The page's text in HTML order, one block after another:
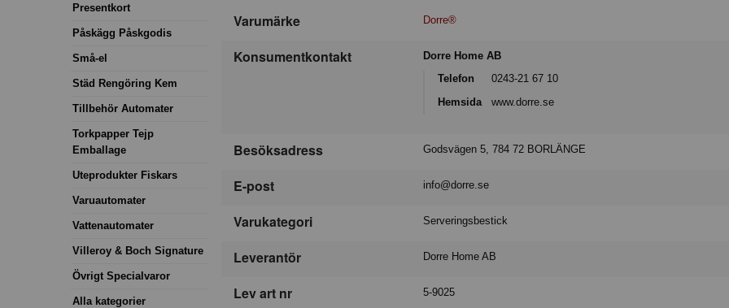
Presentkort
Påskägg Påskgodis
Små-el
Städ Rengöring Kem
Tillbehör Automater
Torkpapper Tejp
Emballage
Uteprodukter Fiskars
Varuautomater
Vattenautomater
Villeroy & Boch Signature
Övrigt Specialvaror
Alla kategorier
Varumärke Dorre®
Konsumentkontakt
Dorre Home AB
Telefon
0243-21 67 10
Hemsida
www.dorre.se
Besöksadress Godsvägen 5, 784 72 BORLÄNGE
E-post info@dorre.se
Varukategori Serveringsbestick
Leverantör Dorre Home AB
Lev art nr 5-9025